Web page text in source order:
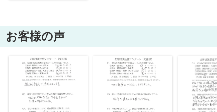
お客様の声